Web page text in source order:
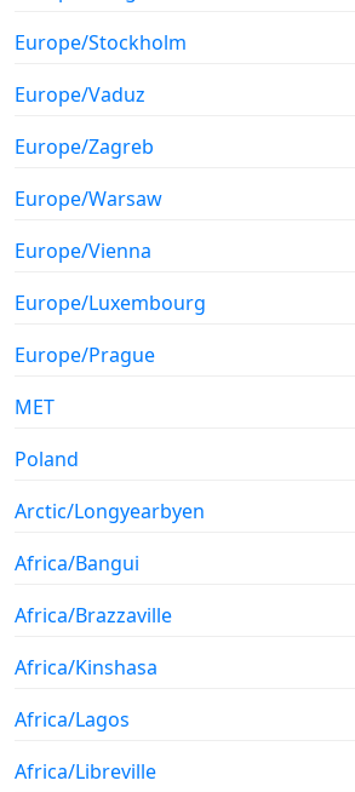
Europe/Stockholm
Europe/Vaduz
Europe/Zagreb
Europe/Warsaw
Europe/Vienna
Europe/Luxembourg
Europe/Prague
MET
Poland
Arctic/Longyearbyen
Africa/Bangui
Africa/Brazzaville
Africa/Kinshasa
Africa/Lagos
Africa/Libreville